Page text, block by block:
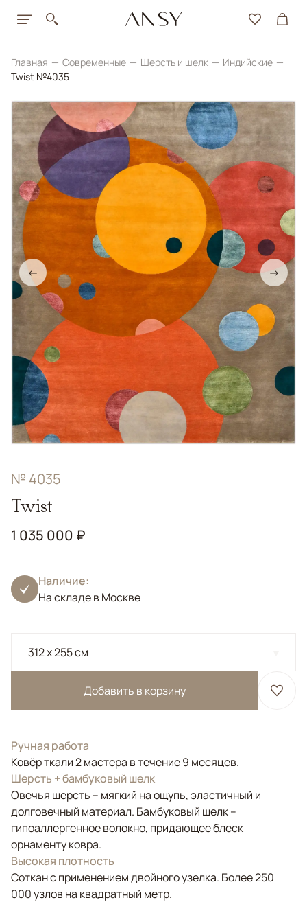
Главная Современные Шерсть и шелк
Индийские
Twist №4035
← →
№ 4035
Twist
1 035 000 ₽
Наличие:
На складе в Москве
312 x 255 см
Добавить в корзину
Ручная работа
Ковёр ткали 2 мастера в течение 9 месяцев.
Шерсть + бамбуковый шелк
Овечья шерсть – мягкий на ощупь, эластичный и
долговечный материал. Бамбуковый шелк –
гипоаллергенное волокно, придающее блеск
орнаменту ковра.
Высокая плотность
Соткан с применением двойного узелка. Более 250
000 узлов на квадратный метр.